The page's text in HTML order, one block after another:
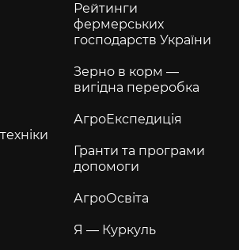
Рейтинги
фермерських
господарств України
Зерно в корм —
вигідна переробка
АгроЕкспедиція
Гранти та програми
допомоги
АгроОсвіта
Я — Куркуль